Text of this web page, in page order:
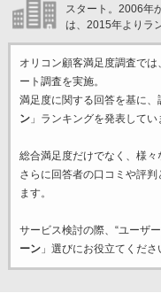
スタート。2006年
は、2015年よりラ
オリコン顧客満足度調査で
ート調査を実施。
満足度に関する回答を基に、
ン」ランキングを発表してい
総合満足度だけでなく、様々
さらに回答者の口コミや評
ます。
サービス検討の際、“ユーザ
ーン」選びにお役立てくださ